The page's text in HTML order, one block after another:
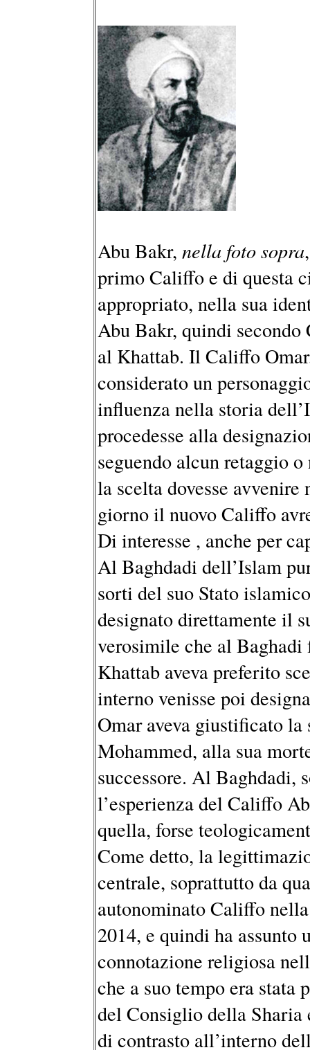
Abu Bakr, nella foto sopra
primo Califfo e di questa
appropriato, nella sua
Abu Bakr, quindi
al Khattab. Il Califfo
considerato un
influenza nella storia
procedesse alla
seguendo alcun retaggio
la scelta dovesse
giorno il nuovo Califfo
Di interesse , anche per
Al Baghdadi dell’Islam
sorti del suo Stato
designato direttamente il
verosimile che al Baghadi
Khattab aveva preferito
interno venisse poi
Omar aveva giustificato
Mohammed, alla sua
successore. Al Baghdadi,
l’esperienza del Califfo
quella, forse
Come detto, la
centrale, soprattutto da
autonominato Califfo
2014, e quindi ha assunto
connotazione religiosa
che a suo tempo era stata
del Consiglio della Sharia
di contrasto all’interno